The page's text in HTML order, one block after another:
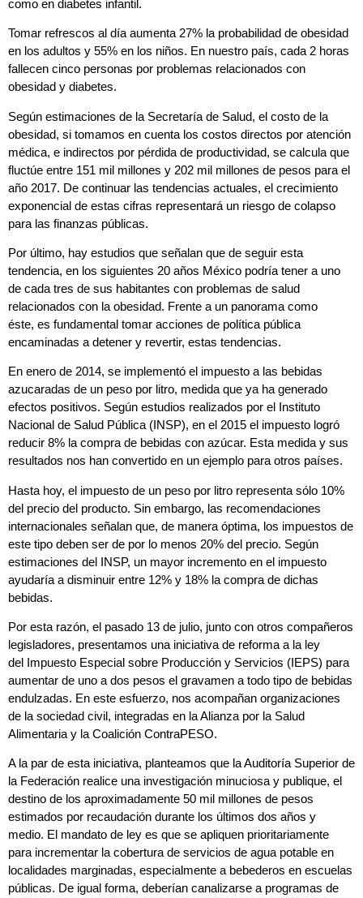
como en diabetes infantil.
Tomar refrescos al día aumenta 27% la probabilidad de obesidad
en los adultos y 55% en los niños. En nuestro país, cada 2 horas
fallecen cinco personas por problemas relacionados con
obesidad y diabetes.
Según estimaciones de la Secretaría de Salud, el costo de la
obesidad, si tomamos en cuenta los costos directos por atención
médica, e indirectos por pérdida de productividad, se calcula que
fluctúe entre 151 mil millones y 202 mil millones de pesos para el
año 2017. De continuar las tendencias actuales, el crecimiento
exponencial de estas cifras representará un riesgo de colapso
para las finanzas públicas.
Por último, hay estudios que señalan que de seguir esta
tendencia, en los siguientes 20 años México podría tener a uno
de cada tres de sus habitantes con problemas de salud
relacionados con la obesidad. Frente a un panorama como
éste, es fundamental tomar acciones de política pública
encaminadas a detener y revertir, estas tendencias.
En enero de 2014, se implementó el impuesto a las bebidas
azucaradas de un peso por litro, medida que ya ha generado
efectos positivos. Según estudios realizados por el Instituto
Nacional de Salud Pública (INSP), en el 2015 el impuesto logró
reducir 8% la compra de bebidas con azúcar. Esta medida y sus
resultados nos han convertido en un ejemplo para otros países.
Hasta hoy, el impuesto de un peso por litro representa sólo 10%
del precio del producto. Sin embargo, las recomendaciones
internacionales señalan que, de manera óptima, los impuestos de
este tipo deben ser de por lo menos 20% del precio. Según
estimaciones del INSP, un mayor incremento en el impuesto
ayudaría a disminuir entre 12% y 18% la compra de dichas
bebidas.
Por esta razón, el pasado 13 de julio, junto con otros compañeros
legisladores, presentamos una iniciativa de reforma a la ley
del Impuesto Especial sobre Producción y Servicios (IEPS) para
aumentar de uno a dos pesos el gravamen a todo tipo de bebidas
endulzadas. En este esfuerzo, nos acompañan organizaciones
de la sociedad civil, integradas en la Alianza por la Salud
Alimentaria y la Coalición ContraPESO.
A la par de esta iniciativa, planteamos que la Auditoría Superior de
la Federación realice una investigación minuciosa y publique, el
destino de los aproximadamente 50 mil millones de pesos
estimados por recaudación durante los últimos dos años y
medio. El mandato de ley es que se apliquen prioritariamente
para incrementar la cobertura de servicios de agua potable en
localidades marginadas, especialmente a bebederos en escuelas
públicas. De igual forma, deberían canalizarse a programas de